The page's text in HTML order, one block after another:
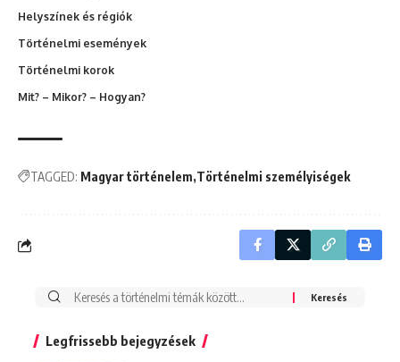
Helyszínek és régiók
Történelmi események
Történelmi korok
Mit? – Mikor? – Hogyan?
TAGGED: Magyar történelem Történelmi személyiségek
Search
Legfrissebb bejegyzések